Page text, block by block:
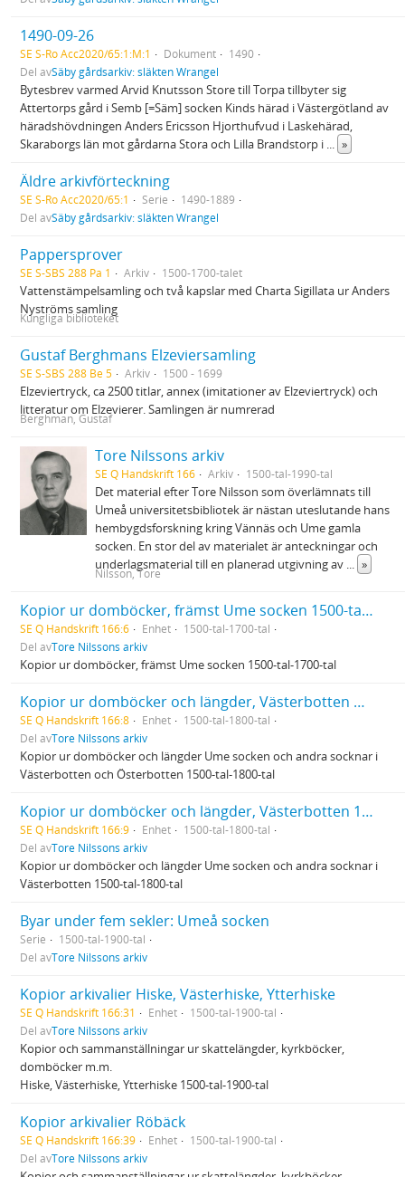
1490-09-26
SE S-Ro Acc2020/65:1:M:1 Dokument
1490
Del avSäby gårdsarkiv: släkten Wrangel
Bytesbrev varmed Arvid Knutsson Store till Torpa tillbyter sig
Attertorps gård i Semb [=Säm] socken Kinds härad i Västergötland av
häradshövdningen Anders Ericsson Hjorthufvud i Laskehärad,
Skaraborgs län mot gårdarna Stora och Lilla Brandstorp i ... »
Äldre arkivförteckning
SE S-Ro Acc2020/65:1 Serie
1490-1889
Del avSäby gårdsarkiv: släkten Wrangel
Pappersprover
SE S-SBS 288 Pa 1 Arkiv 1500-1700-talet
Vattenstämpelsamling och två kapslar med Charta Sigillata ur Anders
Nyströms samling
Kungliga biblioteket
Gustaf Berghmans Elzeviersamling
SE S-SBS 288 Be 5 Arkiv 1500 - 1699
Elzeviertryck, ca 2500 titlar, annex (imitationer av Elzeviertryck) och
litteratur om Elzevierer. Samlingen är numrerad
Berghman, Gustaf
Tore Nilssons arkiv
SE Q Handskrift 166 Arkiv 1500-tal-1990-tal
Det material efter Tore Nilsson som överlämnats till
Umeå universitetsbibliotek är nästan uteslutande hans
hembygdsforskning kring Vännäs och Ume gamla
socken. En stor del av materialet är anteckningar och
underlagsmaterial till en planerad utgivning av ... »
Nilsson, Tore
Kopior ur domböcker, främst Ume socken 1500-tal-1700-tal
SE Q Handskrift 166:6 Enhet
1500-tal-1700-tal
Del avTore Nilssons arkiv
Kopior ur domböcker, främst Ume socken 1500-tal-1700-tal
Kopior ur domböcker och längder, Västerbotten och Österbotten 1500-tal-1800-tal
SE Q Handskrift 166:8 Enhet
1500-tal-1800-tal
Del avTore Nilssons arkiv
Kopior ur domböcker och längder Ume socken och andra socknar i
Västerbotten och Österbotten 1500-tal-1800-tal
Kopior ur domböcker och längder, Västerbotten 1500-tal-1800-tal
SE Q Handskrift 166:9 Enhet
1500-tal-1800-tal
Del avTore Nilssons arkiv
Kopior ur domböcker och längder Ume socken och andra socknar i
Västerbotten 1500-tal-1800-tal
Byar under fem sekler: Umeå socken
Serie
1500-tal-1900-tal
Del avTore Nilssons arkiv
Kopior arkivalier Hiske, Västerhiske, Ytterhiske
SE Q Handskrift 166:31 Enhet
1500-tal-1900-tal
Del avTore Nilssons arkiv
Kopior och sammanställningar ur skattelängder, kyrkböcker,
domböcker m.m.
Hiske, Västerhiske, Ytterhiske 1500-tal-1900-tal
Kopior arkivalier Röbäck
SE Q Handskrift 166:39 Enhet
1500-tal-1900-tal
Del avTore Nilssons arkiv